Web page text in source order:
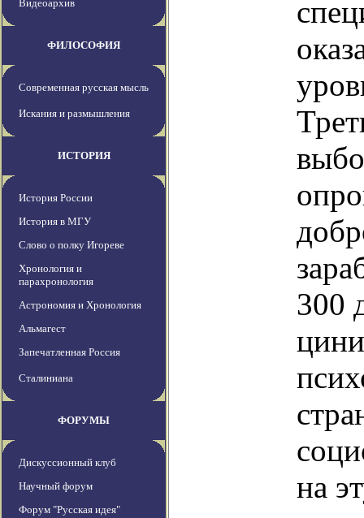
Видеоархив
ФИЛОСОФИЯ
Современная русская мысль
Искания и размышления
ИСТОРИЯ
История России
История в МГУ
Слово о полку Игореве
Хронология и
парахронология
Астрономия и Хронология
Альмагест
Запечатленная Россия
Сталиниана
ФОРУМЫ
Дискуссионный клуб
Научный форум
Форум "Русская идея"
300
на